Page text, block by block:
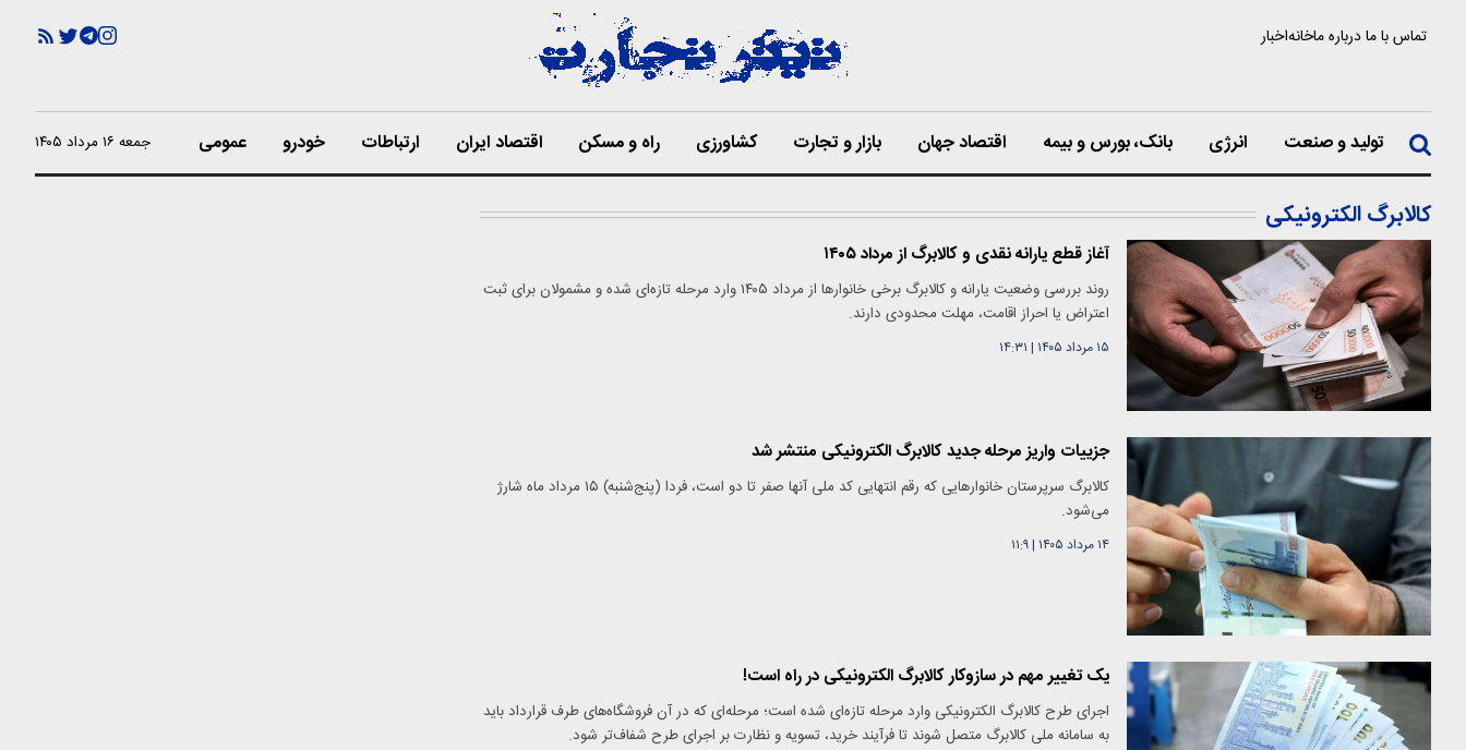
تماس با مادرباره ماخانهاخبار
تولید و صنعت انرژی بانک، بورس و بیمه اقتصاد جهان بازار و تجارت کشاورزی راه و مسکن اقتصاد ایران ارتباطات خودرو عمومی جمعه ۱۶ مرداد ۱۴۰۵
کالابرگ الکترونیکی
آغاز قطع یارانه نقدی و کالابرگ از مرداد ۱۴۰۵
روند بررسی وضعیت یارانه و کالابرگ برخی خانوارها از مرداد ۱۴۰۵ وارد مرحله تازه‌ای شده و مشمولان برای ثبت
اعتراض یا احراز اقامت، مهلت محدودی دارند.
۱۵ مرداد ۱۴۰۵ | ۱۴:۳۱
جزییات واریز مرحله جدید کالابرگ الکترونیکی منتشر شد
کالابرگ سرپرستان خانوارهایی که رقم انتهایی کد ملی آنها صفر تا دو است، فردا (پنج‌شنبه) ۱۵ مرداد ماه شارژ
می‌شود.
۱۴ مرداد ۱۴۰۵ |۱۱:۹
یک تغییر مهم در سازوکار کالابرگ الکترونیکی در راه است!
اجرای طرح کالابرگ الکترونیکی وارد مرحله تازه‌ای شده است؛ مرحله‌ای که در آن فروشگاه‌های طرف قرارداد باید
به سامانه ملی کالابرگ متصل شوند تا فرآیند خرید، تسویه و نظارت بر اجرای طرح شفاف‌تر شود.